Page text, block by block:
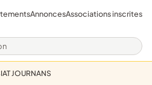
AnnoncesAssociations inscrites
JOURNANS